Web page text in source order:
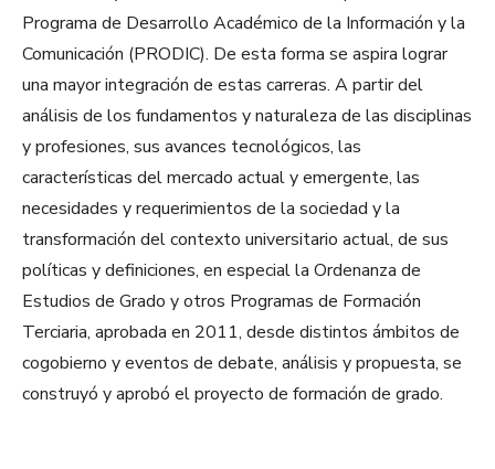
Programa de Desarrollo Académico de la Información y la
Comunicación (PRODIC). De esta forma se aspira lograr
una mayor integración de estas carreras. A partir del
análisis de los fundamentos y naturaleza de las disciplinas
y profesiones, sus avances tecnológicos, las
características del mercado actual y emergente, las
necesidades y requerimientos de la sociedad y la
transformación del contexto universitario actual, de sus
políticas y definiciones, en especial la Ordenanza de
Estudios de Grado y otros Programas de Formación
Terciaria, aprobada en 2011, desde distintos ámbitos de
cogobierno y eventos de debate, análisis y propuesta, se
construyó y aprobó el proyecto de formación de grado.